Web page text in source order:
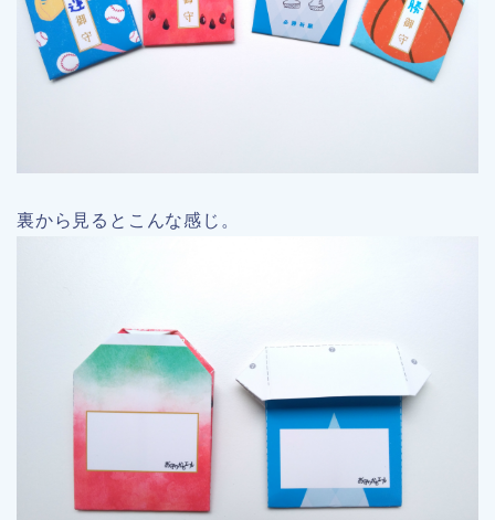
裏から見るとこんな感じ。